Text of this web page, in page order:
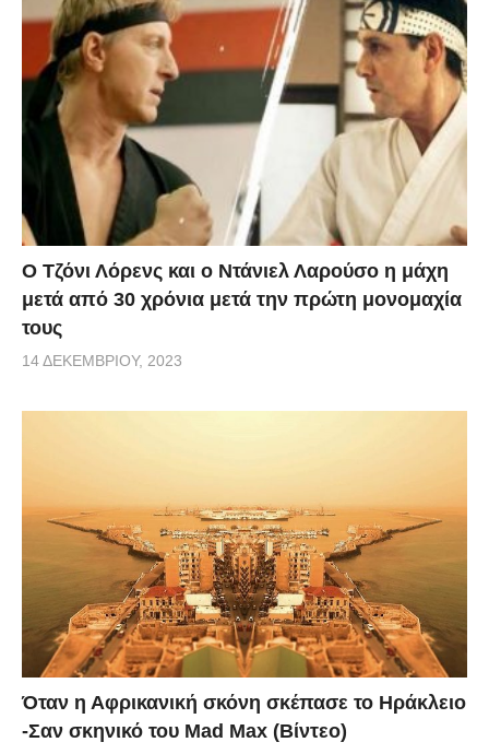
Ο Τζόνι Λόρενς και ο Ντάνιελ Λαρούσο η μάχη
μετά από 30 χρόνια μετά την πρώτη μονομαχία
τους
14 ΔΕΚΕΜΒΡΊΟΥ, 2023
Όταν η Αφρικανική σκόνη σκέπασε το Ηράκλειο
-Σαν σκηνικό του Mad Max (Βίντεο)